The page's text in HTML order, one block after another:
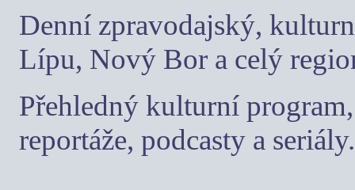
Denní zpravodajský,
Lípu, Nový Bor a celý
Přehledný kulturní
reportáže, podcasty a seriály.